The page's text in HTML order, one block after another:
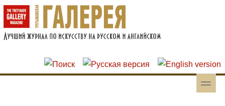
Перейти к основному содержанию
Skip to search
toggle